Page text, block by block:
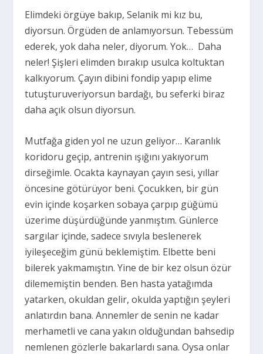
Elimdeki örgüye bakıp, Selanik mi kız bu,
diyorsun. Örgüden de anlamıyorsun. Tebessüm
ederek, yok daha neler, diyorum. Yok… Daha
neler! Şişleri elimden bırakıp usulca koltuktan
kalkıyorum. Çayın dibini fondip yapıp elime
tutuşturuveriyorsun bardağı, bu seferki biraz
daha açık olsun diyorsun.
Mutfağa giden yol ne uzun geliyor… Karanlık
koridoru geçip, antrenin ışığını yakıyorum
dirseğimle. Ocakta kaynayan çayın sesi, yıllar
öncesine götürüyor beni. Çocukken, bir gün
evin içinde koşarken sobaya çarpıp güğümü
üzerime düşürdüğünde yanmıştım. Günlerce
sargılar içinde, sadece sıvıyla beslenerek
iyileşeceğim günü beklemiştim. Elbette beni
bilerek yakmamıştın. Yine de bir kez olsun özür
dilememiştin benden. Ben hasta yatağımda
yatarken, okuldan gelir, okulda yaptığın şeyleri
anlatırdın bana. Annemler de senin ne kadar
merhametli ve cana yakın olduğundan bahsedip
nemlenen gözlerle bakarlardı sana. Oysa onlar